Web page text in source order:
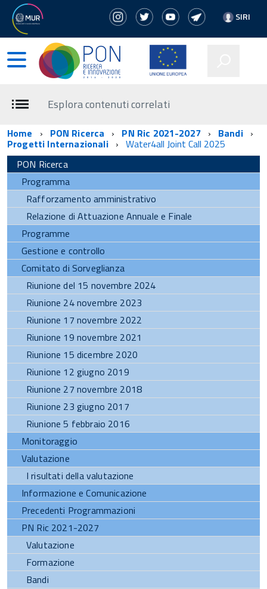
SIRI
Esplora contenuti correlati
Home PON Ricerca PN Ric 2021-2027 Bandi
Progetti Internazionali
Water4all Joint Call 2025
PON Ricerca
Programma
Rafforzamento amministrativo
Relazione di Attuazione Annuale e Finale
Programme
Gestione e controllo
Comitato di Sorveglianza
Riunione del 15 novembre 2024
Riunione 24 novembre 2023
Riunione 17 novembre 2022
Riunione 19 novembre 2021
Riunione 15 dicembre 2020
Riunione 12 giugno 2019
Riunione 27 novembre 2018
Riunione 23 giugno 2017
Riunione 5 febbraio 2016
Monitoraggio
Valutazione
I risultati della valutazione
Informazione e Comunicazione
Precedenti Programmazioni
PN Ric 2021-2027
Valutazione
Formazione
Bandi